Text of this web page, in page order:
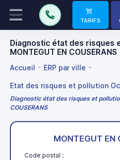
TARIFS
Diagnostic état des risques
MONTEGUT EN
Accueil ERP par ville
Etat des risques et pollution
Diagnostic état des risques et
COUSERANS
MONTEGUT EN
Code postal :